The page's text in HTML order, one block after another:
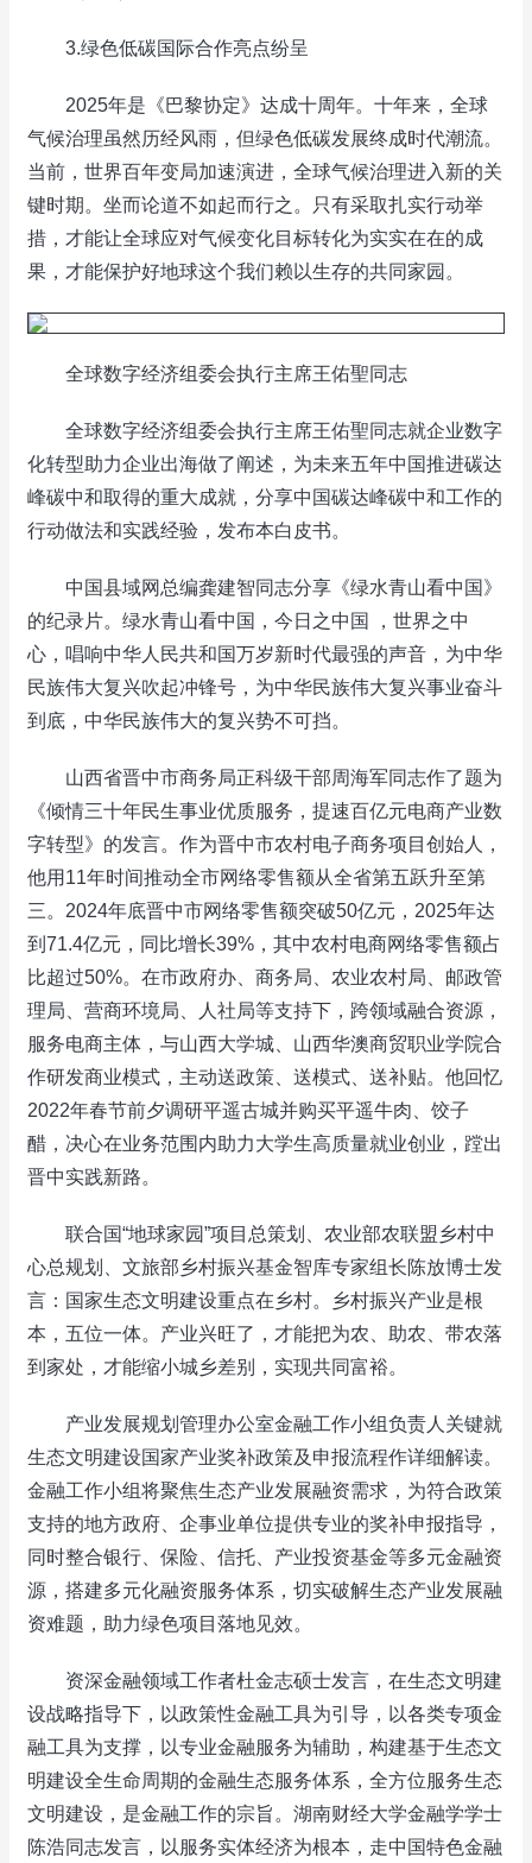
3.绿色低碳国际合作亮点纷呈
2025年是《巴黎协定》达成十周年。十年来，全球
气候治理虽然历经风雨，但绿色低碳发展终成时代潮流。
当前，世界百年变局加速演进，全球气候治理进入新的关
键时期。坐而论道不如起而行之。只有采取扎实行动举
措，才能让全球应对气候变化目标转化为实实在在的成
果，才能保护好地球这个我们赖以生存的共同家园。
全球数字经济组委会执行主席王佑聖同志
全球数字经济组委会执行主席王佑聖同志就企业数字
化转型助力企业出海做了阐述，为未来五年中国推进碳达
峰碳中和取得的重大成就，分享中国碳达峰碳中和工作的
行动做法和实践经验，发布本白皮书。
中国县域网总编龚建智同志分享《绿水青山看中国》
的纪录片。绿水青山看中国，今日之中国 ，世界之中
心，唱响中华人民共和国万岁新时代最强的声音，为中华
民族伟大复兴吹起冲锋号，为中华民族伟大复兴事业奋斗
到底，中华民族伟大的复兴势不可挡。
山西省晋中市商务局正科级干部周海军同志作了题为
《倾情三十年民生事业优质服务，提速百亿元电商产业数
字转型》的发言。作为晋中市农村电子商务项目创始人，
他用11年时间推动全市网络零售额从全省第五跃升至第
三。2024年底晋中市网络零售额突破50亿元，2025年达
到71.4亿元，同比增长39%，其中农村电商网络零售额占
比超过50%。在市政府办、商务局、农业农村局、邮政管
理局、营商环境局、人社局等支持下，跨领域融合资源，
服务电商主体，与山西大学城、山西华澳商贸职业学院合
作研发商业模式，主动送政策、送模式、送补贴。他回忆
2022年春节前夕调研平遥古城并购买平遥牛肉、饺子
醋，决心在业务范围内助力大学生高质量就业创业，蹚出
晋中实践新路。
联合国“地球家园”项目总策划、农业部农联盟乡村中
心总规划、文旅部乡村振兴基金智库专家组长陈放博士发
言：国家生态文明建设重点在乡村。乡村振兴产业是根
本，五位一体。产业兴旺了，才能把为农、助农、带农落
到家处，才能缩小城乡差别，实现共同富裕。
产业发展规划管理办公室金融工作小组负责人关键就
生态文明建设国家产业奖补政策及申报流程作详细解读。
金融工作小组将聚焦生态产业发展融资需求，为符合政策
支持的地方政府、企事业单位提供专业的奖补申报指导，
同时整合银行、保险、信托、产业投资基金等多元金融资
源，搭建多元化融资服务体系，切实破解生态产业发展融
资难题，助力绿色项目落地见效。
资深金融领域工作者杜金志硕士发言，在生态文明建
设战略指导下，以政策性金融工具为引导，以各类专项金
融工具为支撑，以专业金融服务为辅助，构建基于生态文
明建设全生命周期的金融生态服务体系，全方位服务生态
文明建设，是金融工作的宗旨。湖南财经大学金融学学士
陈浩同志发言，以服务实体经济为根本，走中国特色金融